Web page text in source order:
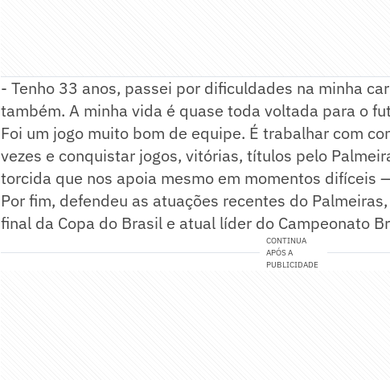
- Tenho 33 anos, passei por dificuldades na minha
também. A minha vida é quase toda voltada para o
Foi um jogo muito bom de equipe. É trabalhar com
vezes e conquistar jogos, vitórias, títulos pelo
torcida que nos apoia mesmo em momentos difíceis
Por fim, defendeu as atuações recentes do
final da Copa do Brasil e atual líder do Campeonato
CONTINUA
APÓS A
PUBLICIDADE